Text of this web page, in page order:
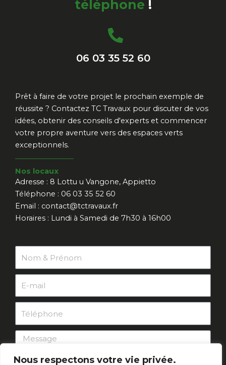
Nous respectons votre vie privée.
téléphone !
06 03 35 52 60
Prêt à faire de votre projet le prochain exemple de
réussite ? Contactez TC Travaux pour discuter de vos
idées, obtenir des conseils d'experts et commencer
votre propre aventure vers des espaces verts
exceptionnels.
Nos locaux
Adresse : 8 Lottu u Vangone, Appietto
Téléphone : 06 03 35 52 60
Email : contact@tctravaux.fr
Horaires : Lundi à Samedi de 7h30 à 16h00
m
m
il
é
p
s